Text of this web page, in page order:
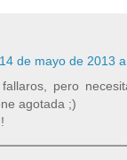
14 de mayo de 2013
pero
agotada ;)